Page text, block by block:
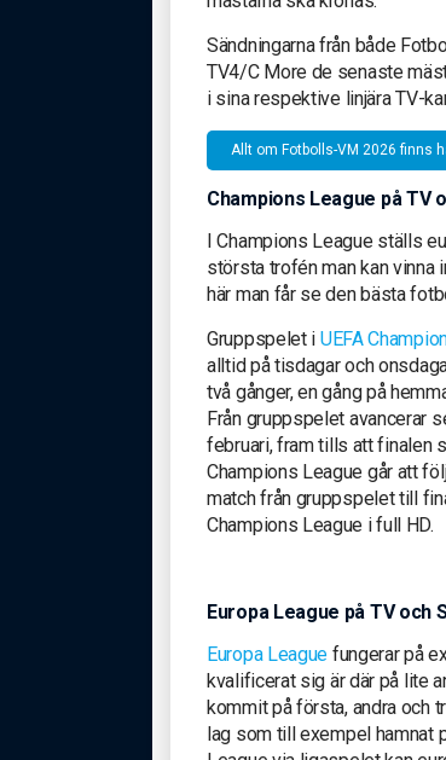
Sändningarna från både
TV4/C More de senaste
i sina respektive linjära TV-
Allt om Fotbolls-VM 2026 finns
Champions League på TV
I Champions League ställs
största trofén man kan vinna
här man får se den bästa
Gruppspelet i UEFA
alltid på tisdagar och
två gånger, en gång på
Från gruppspelet avancerar
februari, fram tills att finalen
Champions League går att
match från gruppspelet till
Champions League i full HD.
Europa League på TV och
Europa League fungerar på
kvalificerat sig är där på lite
kommit på första, andra och
lag som till exempel hamnat